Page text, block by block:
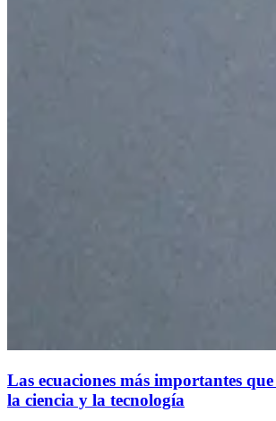
Las ecuaciones más importantes
la ciencia y la tecnología